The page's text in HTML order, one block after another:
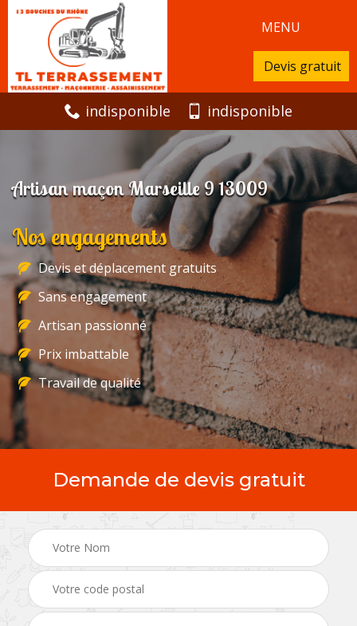
MENU
Devis gratuit
indisponible indisponible
Artisan maçon Marseille 9 13009
Nos engagements
Devis et déplacement gratuits
Sans engagement
Artisan passionné
Prix imbattable
Travail de qualité
Demande de devis gratuit